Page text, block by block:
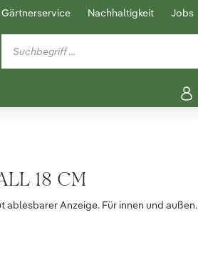
Gärtnerservice Nachhaltigkeit Jobs
18 CM
Anzeige. Für innen und außen.